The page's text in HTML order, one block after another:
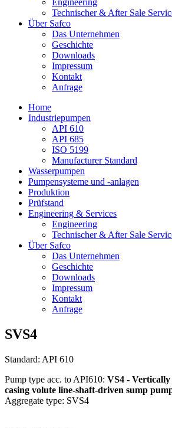
Technischer & After Sale
Über Safco
Das Unternehmen
Geschichte
Downloads
Impressum
Kontakt
Anfrage
Home
Industriepumpen
API 610
API 685
ISO 5199
Manufacturer Standard
Wasserpumpen
Pumpensysteme und -anlagen
Produktion
Prüfstand
Engineering & Services
Engineering
Technischer & After Sale
Über Safco
Das Unternehmen
Geschichte
Downloads
Impressum
Kontakt
Anfrage
SVS4
Standard: API 610
Pump type acc. to API610: VS4 - Vertically
casing volute line-shaft-driven sump
Aggregate type: SVS4